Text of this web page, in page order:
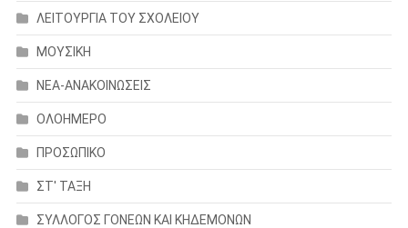
ΛΕΙΤΟΥΡΓΙΑ ΤΟΥ ΣΧΟΛΕΙΟΥ
ΜΟΥΣΙΚΗ
ΝΕΑ-ΑΝΑΚΟΙΝΩΣΕΙΣ
ΟΛΟΗΜΕΡΟ
ΠΡΟΣΩΠΙΚΟ
ΣΤ' ΤΑΞΗ
ΣΥΛΛΟΓΟΣ ΓΟΝΕΩΝ ΚΑΙ ΚΗΔΕΜΟΝΩΝ